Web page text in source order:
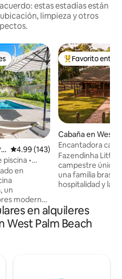
estas estadías están
limpieza y otros
Calificación promedio: 4.99 de
4.99 (143)
•
de la
en
un
modernos
cocina
estar y
pie de
Favorito entre
Favorito entre
Cabaña en West
Encantadora
con piscina y
Fazendinha Little
campestre único
una familia
hospitalidad y las
animales
relajarse y a
Disfrute de días
en alquileres
West Palm Beach